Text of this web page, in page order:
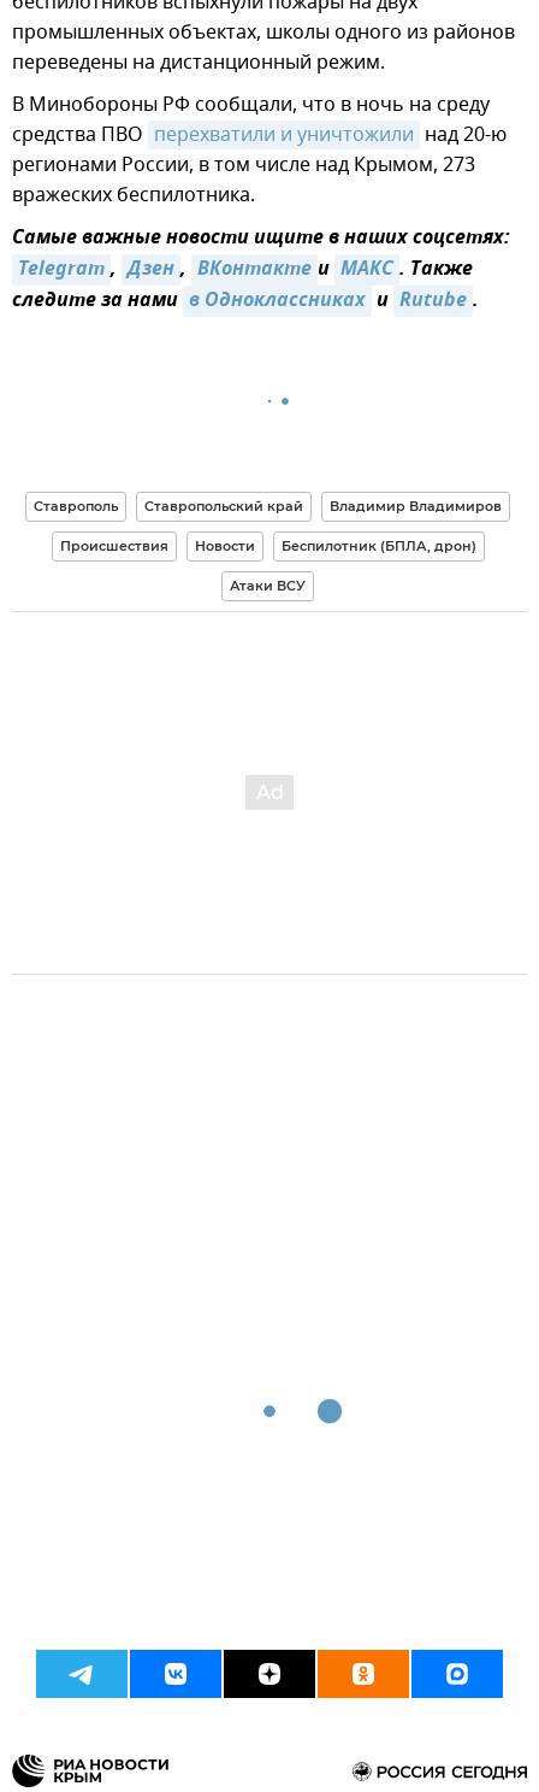
промышленных объектах, школы одного из районов
переведены на дистанционный режим.
В Минобороны РФ сообщали, что в ночь на среду
средства ПВО перехватили и уничтожили над 20-ю
регионами России, в том числе над Крымом, 273
вражеских беспилотника.
Самые важные новости ищите в наших соцсетях:
Telegram, Дзен, ВКонтактеи МАКС. Также
следите за нами в Одноклассниках и Rutube.
Ставрополь Ставропольский край Владимир Владимиров
Происшествия Новости Беспилотник (БПЛА, дрон)
Атаки ВСУ